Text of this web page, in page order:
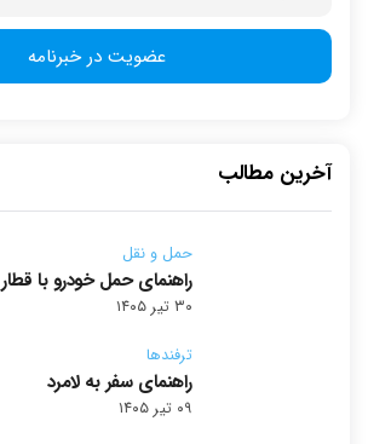
آخرین مطالب
حمل و نقل
راهنمای حمل خودرو با قطار ۱۴۰۵
۳۰ تیر ۱۴۰۵
ترفندها
راهنمای سفر به لامرد
۰۹ تیر ۱۴۰۵